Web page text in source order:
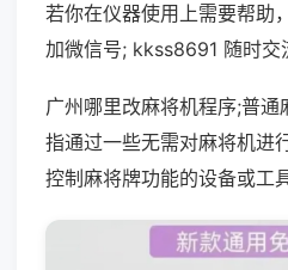
若你在仪器使用上需要帮助
加微信号; kkss8691 随时交
广州哪里改麻将机程序;普
指通过一些无需对麻将机进
控制麻将牌功能的设备或工具